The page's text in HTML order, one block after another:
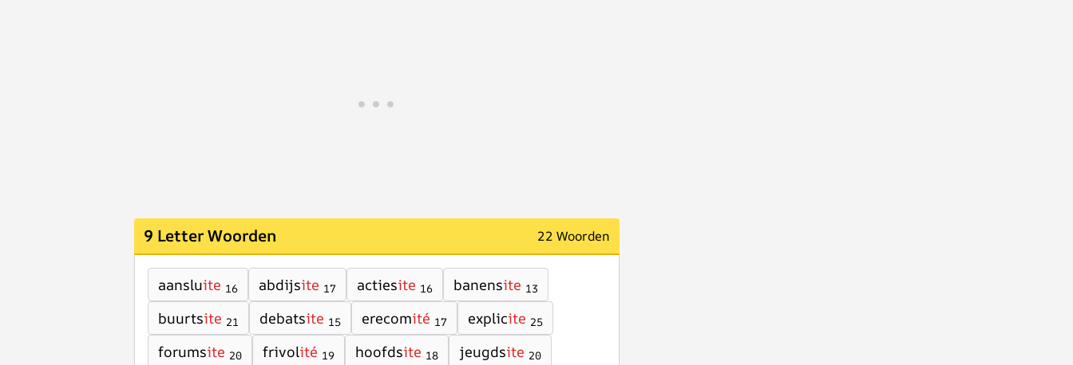
9 Letter Woorden 22 Woorden
aansluite 16 abdijsite 17 actiesite 16 banensite 13
buurtsite 21 debatsite 15 erecomité 17 explicite 25
forumsite 20 frivolité 19 hoofdsite 18 jeugdsite 20